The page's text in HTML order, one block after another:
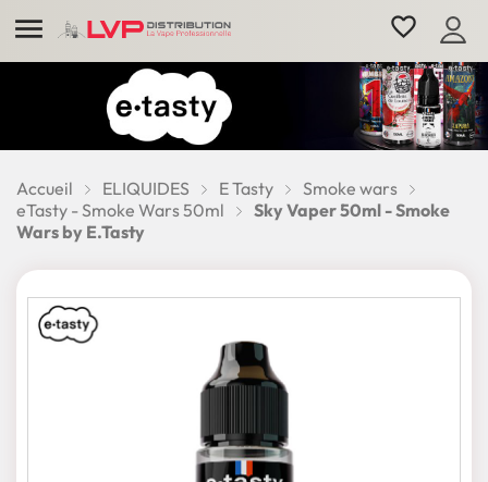
 favorite_border
Accueil ELIQUIDES E Tasty
Smoke wars
eTasty - Smoke Wars 50ml
Sky Vaper 50ml - Smoke
Wars by E.Tasty